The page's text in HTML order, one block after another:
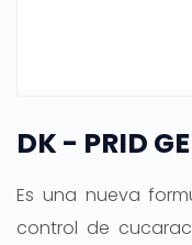
DK - PRID
Es una nueva
control de